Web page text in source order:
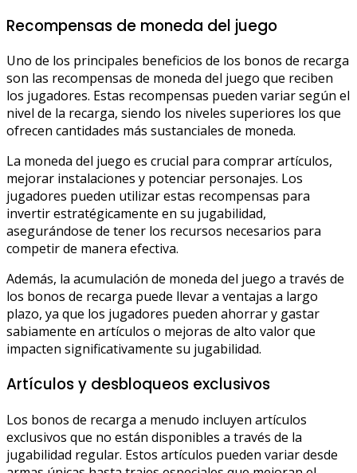
Recompensas de moneda del juego
Uno de los principales beneficios de los bonos de recarga
son las recompensas de moneda del juego que reciben
los jugadores. Estas recompensas pueden variar según el
nivel de la recarga, siendo los niveles superiores los que
ofrecen cantidades más sustanciales de moneda.
La moneda del juego es crucial para comprar artículos,
mejorar instalaciones y potenciar personajes. Los
jugadores pueden utilizar estas recompensas para
invertir estratégicamente en su jugabilidad,
asegurándose de tener los recursos necesarios para
competir de manera efectiva.
Además, la acumulación de moneda del juego a través de
los bonos de recarga puede llevar a ventajas a largo
plazo, ya que los jugadores pueden ahorrar y gastar
sabiamente en artículos o mejoras de alto valor que
impacten significativamente su jugabilidad.
Artículos y desbloqueos exclusivos
Los bonos de recarga a menudo incluyen artículos
exclusivos que no están disponibles a través de la
jugabilidad regular. Estos artículos pueden variar desde